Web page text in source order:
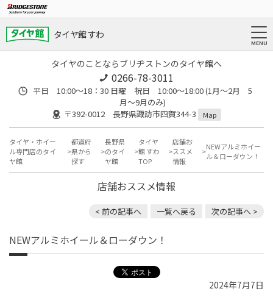
タイヤ館 すわ
タイヤのことならブリヂストンのタイヤ館へ
0266-78-3011
平日 10:00〜18：30 日曜 祝日 10:00〜18:00 (1月〜2月 5
月〜9月のみ)
〒392-0012 長野県諏訪市四賀344-3
Map
タイヤ・ホイー
ル専門店のタイ
ヤ館
都道府
県から
探す
長野県
のタイ
ヤ館
タイヤ
館 すわ
TOP
店舗お
ススメ
情報
NEWアルミホイー
ル＆ローダウン！
店舗おススメ情報
< 前の記事へ 一覧へ戻る 次の記事へ >
NEWアルミホイール＆ローダウン！
2024年7月7日